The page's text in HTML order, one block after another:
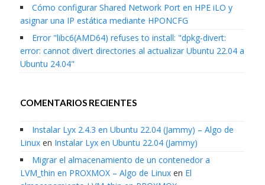
Cómo configurar Shared Network Port en HPE iLO y
asignar una IP estática mediante HPONCFG
Error "libc6(AMD64) refuses to install: "dpkg-divert:
error: cannot divert directories al actualizar Ubuntu 22.04 a
Ubuntu 24.04"
COMENTARIOS RECIENTES
Instalar Lyx 2.4.3 en Ubuntu 22.04 (Jammy) – Algo de
Linuxen Instalar Lyx en Ubuntu 22.04 (Jammy)
Migrar el almacenamiento de un contenedor a
LVM_thin en PROXMOX – Algo de Linuxen El